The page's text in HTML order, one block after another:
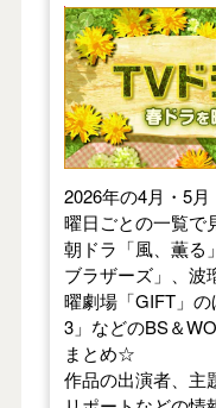
【2026年春】
2026年の4月・5
曜日ごとの一覧で
朝ドラ「風、薫る
ブラザーズ」、波
曜劇場「GIFT」
3」などのBS＆
まとめ☆
作品の出演者、主